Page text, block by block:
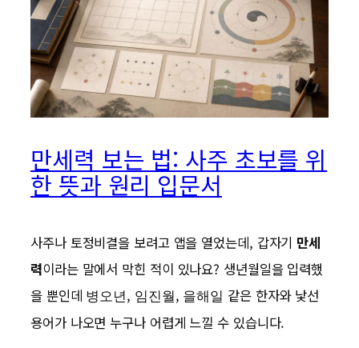
만세력 보는 법: 사주 초보를 위
한 뜻과 원리 입문서
사주나 토정비결을 보려고 앱을 열었는데, 갑자기 만세
력이라는 말에서 막힌 적이 있나요? 생년월일을 입력했
을 뿐인데 병오년, 임진월, 을해일 같은 한자와 낯선
용어가 나오면 누구나 어렵게 느낄 수 있습니다.